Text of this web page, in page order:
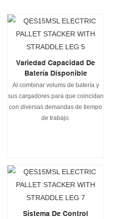
Variedad Capacidad De
Batería Disponible
Al combinar volums de batería y
sus cargadores para que coincidan
con diversas demandas de tiempo
de trabajo.
Sistema De Control